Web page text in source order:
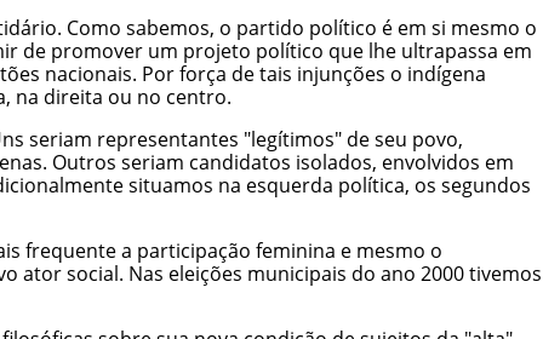
Como sabemos, o partido político é em si mesmo o
de promover um projeto político que lhe ultrapassa em
nacionais. Por força de tais injunções o indígena
na direita ou no centro.
seriam representantes "legítimos" de seu povo,
Outros seriam candidatos isolados, envolvidos em
situamos na esquerda política, os segundos
frequente a participação feminina e mesmo o
ator social. Nas eleições municipais do ano 2000 tivemos